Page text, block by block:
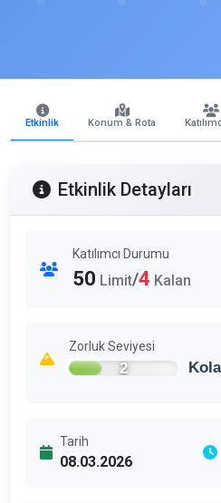
Etkinlik Konum & Rota
Etkinlik Detayları
Katılımcı Durumu
50 Limit/4 Kalan
Zorluk Seviyesi
2
Tarih
08.03.2026